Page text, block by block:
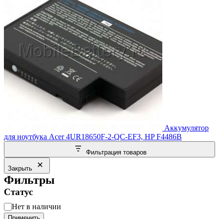
Аккумулятор
для ноутбука Acer 4UR18650F-2-QC-EF3, HP F4486B
Фильтрация товаров
Закрыть
Фильтры
Статус
Статус
Нет в наличии